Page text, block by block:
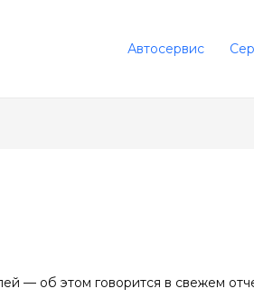
Автосервис
— об этом говорится в свежем